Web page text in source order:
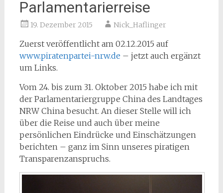
Parlamentarierreise
19. Dezember 2015 Nick_Haflinger
Zuerst veröffentlicht am 02.12.2015 auf
www.piratenpartei-nrw.de – jetzt auch ergänzt
um Links.
Vom 24. bis zum 31. Oktober 2015 habe ich mit
der Parlamentariergruppe China des Landtages
NRW China besucht. An dieser Stelle will ich
über die Reise und auch über meine
persönlichen Eindrücke und Einschätzungen
berichten – ganz im Sinn unseres piratigen
Transparenzanspruchs.